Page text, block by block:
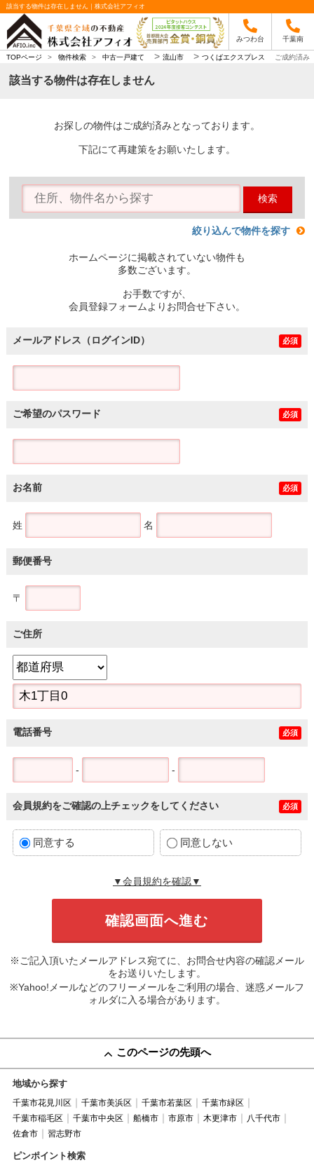
該当する物件は存在しません｜株式会社アフィオ
みつわ台 千葉南
TOPページ > 物件検索 > 中古一戸建て > 流山市 > つくばエクスプレス ご成約済み
該当する物件は存在しません
お探しの物件はご成約済みとなっております。
下記にて再建策をお願いたします。
検索
絞り込んで物件を探す
ホームページに掲載されていない物件も
多数ございます。
お手数ですが、
会員登録フォームよりお問合せ下さい。
メールアドレス（ログインID） 必須
ご希望のパスワード 必須
お名前 必須
姓 名
郵便番号
〒
ご住所
電話番号 必須
- -
会員規約をご確認の上チェックをしてください 必須
同意する 同意しない
▼会員規約を確認▼
※ご記入頂いたメールアドレス宛てに、お問合せ内容の確認メール
をお送りいたします。
※Yahoo!メールなどのフリーメールをご利用の場合、迷惑メールフ
ォルダに入る場合があります。
このページの先頭へ
地域から探す
千葉市花見川区 千葉市美浜区 千葉市若葉区
千葉市緑区
千葉市稲毛区
千葉市中央区 船橋市 市原市 木更津市
八千代市
佐倉市
習志野市
ピンポイント検索